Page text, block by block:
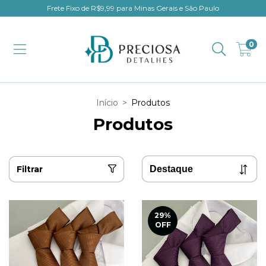
Frete Fixo de R$9,99 para Minas Gerais e São Paulo
0
Início > Produtos
Produtos
Filtrar
29%
OFF